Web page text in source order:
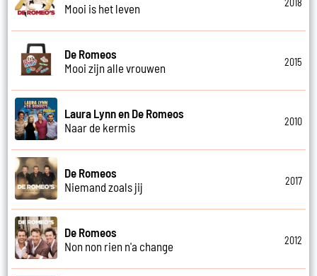
Mooi is het leven
De Romeos
Mooi zijn alle vrouwen
2015
Laura Lynn en De Romeos
Naar de kermis
2010
De Romeos
Niemand zoals jij
2017
De Romeos
Non non rien n'a change
2012